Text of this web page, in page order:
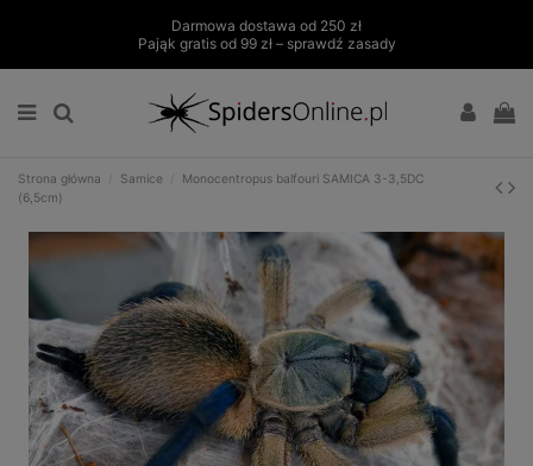
Darmowa dostawa od 250 zł
Pająk gratis od 99 zł – sprawdź zasady
Strona główna Samice
Monocentropus balfouri SAMICA 3-3,5DC
(6,5cm)